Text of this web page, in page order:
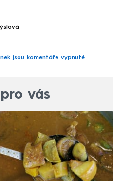
jsou komentáře vypnuté
vás